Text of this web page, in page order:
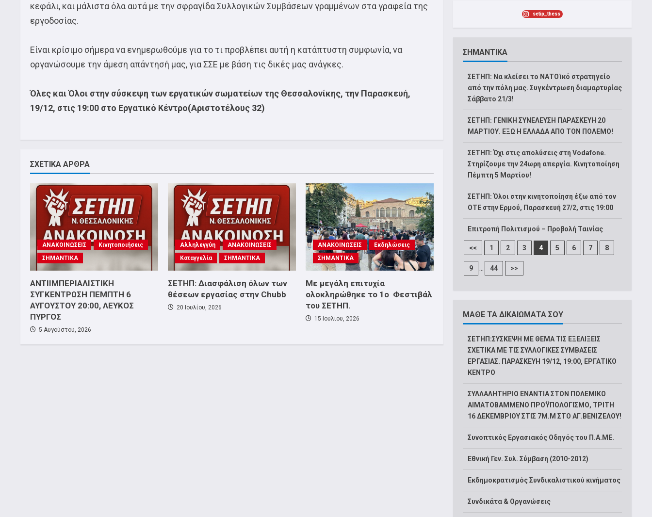
κεφάλι, και μάλιστα όλα αυτά με την σφραγίδα Συλλογικών Συμβάσεων γραμμένων στα γραφεία της
εργοδοσίας.
Είναι κρίσιμο σήμερα να ενημερωθούμε για το τι προβλέπει αυτή η κατάπτυστη συμφωνία, να
οργανώσουμε την άμεση απάντησή μας, για ΣΣΕ με βάση τις δικές μας ανάγκες.
Όλες και Όλοι στην σύσκεψη των εργατικών σωματείων της Θεσσαλονίκης, την Παρασκευή,
19/12, στις 19:00 στο Εργατικό Κέντρο(Αριστοτέλους 32)
ΣΧΕΤΙΚΑ ΑΡΘΡΑ
ΑΝΑΚΟΙΝΩΣΕΙΣ
Κινητοποιήσεις
ΣΗΜΑΝΤΙΚΑ
ΑΝΤΙΙΜΠΕΡΙΑΛΙΣΤΙΚΗ
ΣΥΓΚΕΝΤΡΩΣΗ ΠΕΜΠΤΗ 6
ΑΥΓΟΥΣΤΟΥ 20:00, ΛΕΥΚΟΣ
ΠΥΡΓΟΣ
5 Αυγούστου, 2026
Αλληλεγγύη
ΑΝΑΚΟΙΝΩΣΕΙΣ
Καταγγελία
ΣΗΜΑΝΤΙΚΑ
ΣΕΤΗΠ: Διασφάλιση όλων των
θέσεων εργασίας στην Chubb
20 Ιουλίου, 2026
ΑΝΑΚΟΙΝΩΣΕΙΣ
Εκδηλώσεις
ΣΗΜΑΝΤΙΚΑ
Με μεγάλη επιτυχία
ολοκληρώθηκε το 1ο Φεστιβάλ
του ΣΕΤΗΠ.
15 Ιουλίου, 2026
setip_thess
ΣΗΜΑΝΤΙΚΑ
ΣΕΤΗΠ: Να κλείσει το ΝΑΤΟϊκό στρατηγείο
από την πόλη μας. Συγκέντρωση διαμαρτυρίας
Σάββατο 21/3!
ΣΕΤΗΠ: ΓΕΝΙΚΗ ΣΥΝΕΛΕΥΣΗ ΠΑΡΑΣΚΕΥΗ 20
ΜΑΡΤΙΟΥ. ΕΞΩ Η ΕΛΛΑΔΑ ΑΠΟ ΤΟΝ ΠΟΛΕΜΟ!
ΣΕΤΗΠ: Όχι στις απολύσεις στη Vodafone.
Στηρίζουμε την 24ωρη απεργία. Κινητοποίηση
Πέμπτη 5 Μαρτίου!
ΣΕΤΗΠ: Όλοι στην κινητοποίηση έξω από τον
ΟΤΕ στην Ερμού, Παρασκευή 27/2, στις 19:00
Επιτροπή Πολιτισμού – Προβολή Ταινίας
<< 1 2 3 4 5 6 7 8
9 44 >>
ΜΑΘΕ ΤΑ ΔΙΚΑΙΩΜΑΤΑ ΣΟΥ
ΣΕΤΗΠ:ΣΥΣΚΕΨΗ ΜΕ ΘΕΜΑ ΤΙΣ ΕΞΕΛΙΞΕΙΣ
ΣΧΕΤΙΚΑ ΜΕ ΤΙΣ ΣΥΛΛΟΓΙΚΕΣ ΣΥΜΒΑΣΕΙΣ
ΕΡΓΑΣΙΑΣ. ΠΑΡΑΣΚΕΥΗ 19/12, 19:00, ΕΡΓΑΤΙΚΟ
ΚΕΝΤΡΟ
ΣΥΛΛΑΛΗΤΗΡΙΟ ΕΝΑΝΤΙΑ ΣΤΟΝ ΠΟΛΕΜΙΚΟ
ΑΙΜΑΤΟΒΑΜΜΕΝΟ ΠΡΟΫΠΟΛΟΓΙΣΜΟ, ΤΡΙΤΗ
16 ΔΕΚΕΜΒΡΙΟΥ ΣΤΙΣ 7Μ.Μ ΣΤΟ ΑΓ.ΒΕΝΙΖΕΛΟΥ!
Συνοπτικός Εργασιακός Οδηγός του Π.Α.ΜΕ.
Εθνική Γεν. Συλ. Σύμβαση (2010-2012)
Εκδημοκρατισμός Συνδικαλιστικού κινήματος
Συνδικάτα & Οργανώσεις